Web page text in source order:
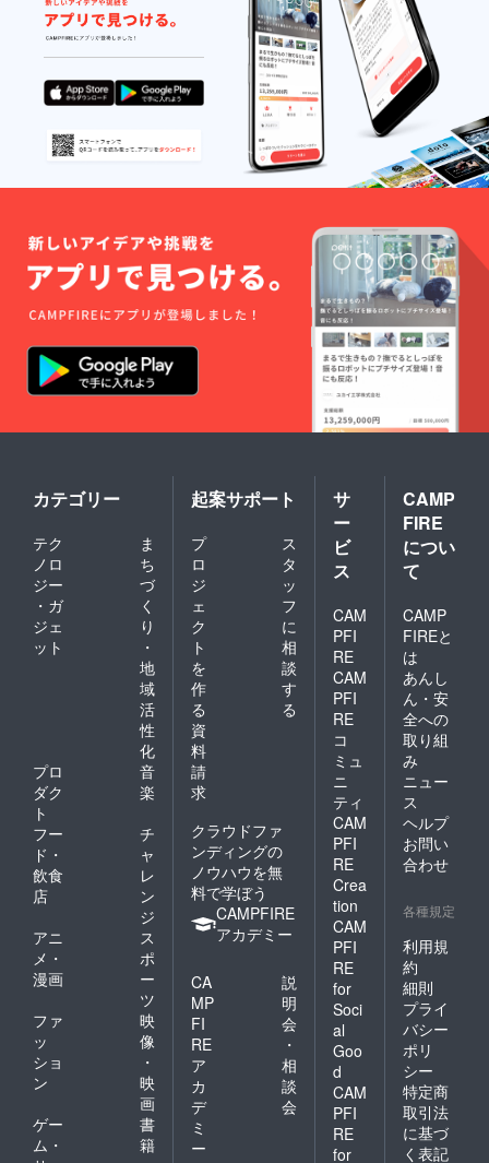
カテゴリー
テク
ノロ
ジー
・ガ
ジェ
ット
ま
ち
づ
く
り
・
地
域
活
性
化
プロ
ダク
ト
音
楽
フー
ド・
飲食
店
チ
ャ
レ
ン
ジ
アニ
メ・
漫画
ス
ポ
ー
ツ
ファ
ッ
ショ
ン
映
像
・
映
画
ゲー
ム・
書
籍
起案サポート
プ
ロ
ジ
ェ
ク
ト
を
作
る
ス
タ
ッ
フ
に
相
談
す
る
資
料
請
求
クラウドファ
ンディングの
ノウハウを無
料で学ぼう
CAMPFIRE
アカデミー
CA
MP
FI
RE
ア
カ
デ
ミ
ー
説
明
会
・
相
談
会
サ
ー
ビ
ス
CAM
PFI
RE
CAM
PFI
RE
コ
ミュ
ニ
ティ
CAM
PFI
RE
Crea
tion
CAM
PFI
RE
for
Soci
al
Goo
d
CAM
PFI
RE
for
CAMP
FIRE
につい
て
CAMP
FIREと
は
あんし
ん・安
全への
取り組
み
ニュー
ス
ヘルプ
お問い
合わせ
各種規定
利用規
約
細則
プライ
バシー
ポリ
シー
特定商
取引法
に基づ
く表記